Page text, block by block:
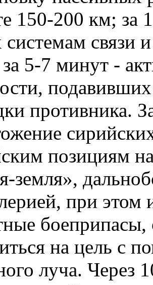
150-200 км; за
связи
5-7 минут -
подавивших
противника.
позициям
земля»,
при этом
на цель с
луча. Через